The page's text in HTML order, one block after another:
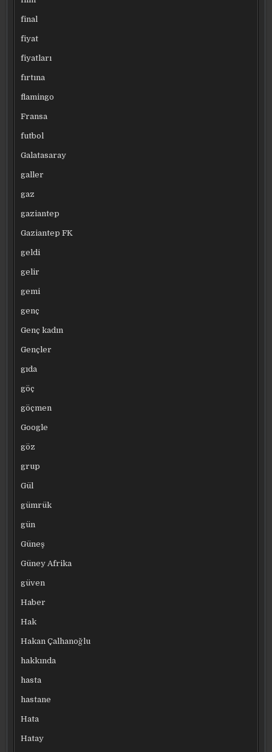
final
fiyat
fiyatları
fırtına
flamingo
Fransa
futbol
Galatasaray
galler
gaz
gaziantep
Gaziantep FK
geldi
gelir
gemi
genç
Genç kadın
Gençler
gıda
göç
göçmen
Google
göz
grup
Gül
gümrük
gün
Güneş
Güney Afrika
güven
Haber
Hak
Hakan Çalhanoğlu
hakkında
hasta
hastane
Hata
Hatay